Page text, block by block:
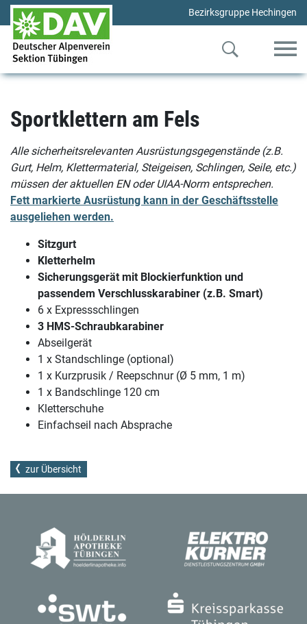
Bezirksgruppe Hechingen
Sportklettern am Fels
Alle sicherheitsrelevanten Ausrüstungsgegenstände (z.B.
Gurt, Helm, Klettermaterial, Steigeisen, Schlingen, Seile, etc.)
müssen der aktuellen EN oder UIAA-Norm entsprechen.
Fett markierte Ausrüstung kann in der Geschäftsstelle
ausgeliehen werden.
Sitzgurt
Kletterhelm
Sicherungsgerät mit Blockierfunktion und
passendem Verschlusskarabiner (z.B. Smart)
6 x Expressschlingen
3 HMS-Schraubkarabiner
Abseilgerät
1 x Standschlinge (optional)
1 x Kurzprusik / Reepschnur (Ø 5 mm, 1 m)
1 x Bandschlinge 120 cm
Kletterschuhe
Einfachseil nach Absprache
zur Übersicht